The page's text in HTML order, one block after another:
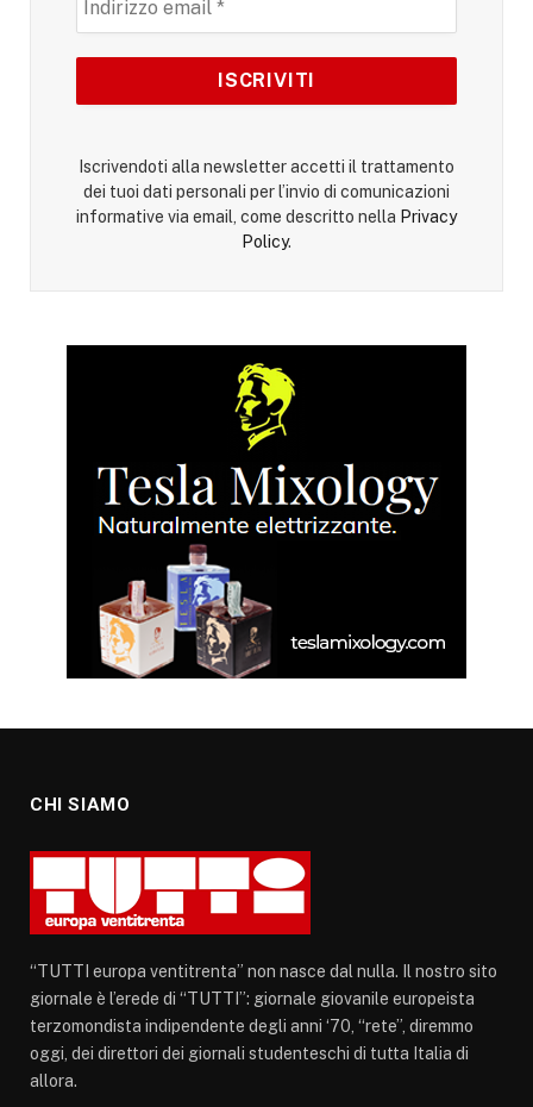
Iscrivendoti alla newsletter accetti il trattamento
dei tuoi dati personali per l’invio di comunicazioni
informative via email, come descritto nella Privacy
Policy.
CHI SIAMO
“TUTTI europa ventitrenta” non nasce dal nulla. Il nostro sito
giornale è l’erede di “TUTTI”: giornale giovanile europeista
terzomondista indipendente degli anni ‘70, “rete”, diremmo
oggi, dei direttori dei giornali studenteschi di tutta Italia di
allora.